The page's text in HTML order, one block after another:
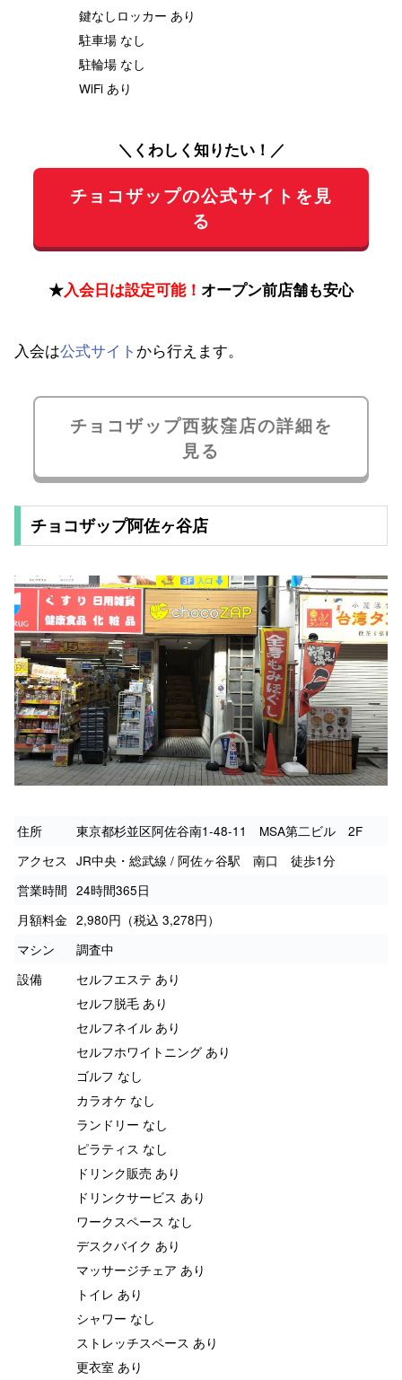
鍵なしロッカー あり
駐車場 なし
駐輪場 なし
WiFi あり
＼くわしく知りたい！／
チョコザップの公式サイトを見
る
★入会日は設定可能！ オープン前店舗も安心
入会は公式サイト から行えます。
チョコザップ西荻窪店の詳細を
見る
チョコザップ阿佐ヶ谷店
住所
東京都杉並区阿佐谷南1-48-11 MSA第二ビル 2F
アクセス JR中央・総武線 / 阿佐ヶ谷駅 南口 徒歩1分
営業時間 24時間365日
月額料金 2,980円（税込 3,278円）
マシン
調査中
設備
セルフエステ あり
セルフ脱毛 あり
セルフネイル あり
セルフホワイトニング あり
ゴルフ なし
カラオケ なし
ランドリー なし
ピラティス なし
ドリンク販売 あり
ドリンクサービス あり
ワークスペース なし
デスクバイク あり
マッサージチェア あり
トイレ あり
シャワー なし
ストレッチスペース あり
更衣室 あり